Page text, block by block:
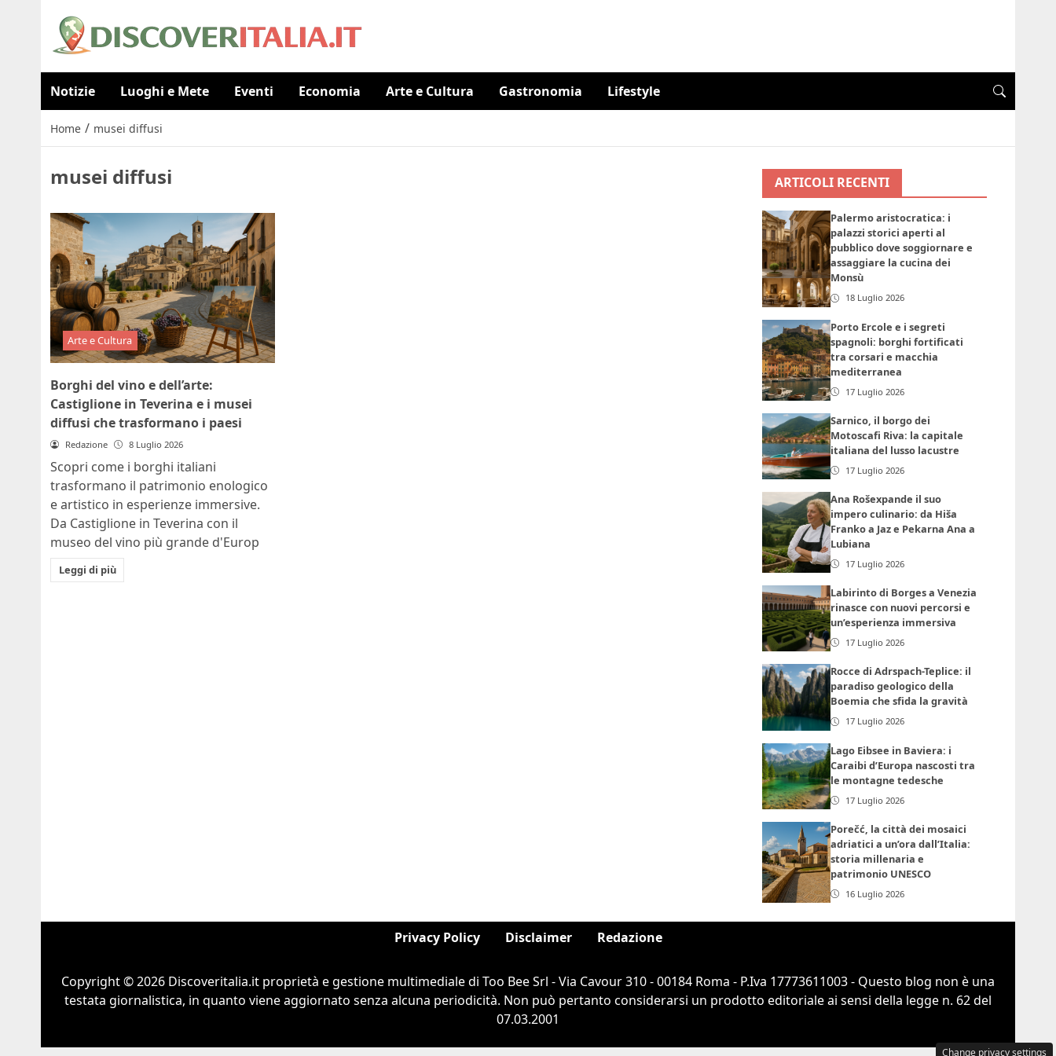
Notizie Luoghi e Mete Eventi Economia Arte e Cultura Gastronomia Lifestyle
Home / musei diffusi
musei diffusi
Arte e Cultura
Borghi del vino e dell’arte:
Castiglione in Teverina e i musei
diffusi che trasformano i paesi
Redazione 8 Luglio 2026
Scopri come i borghi italiani
trasformano il patrimonio enologico
e artistico in esperienze immersive.
Da Castiglione in Teverina con il
museo del vino più grande d'Europ
Leggi di più
ARTICOLI RECENTI
Palermo aristocratica: i
palazzi storici aperti al
pubblico dove soggiornare e
assaggiare la cucina dei
Monsù
18 Luglio 2026
Porto Ercole e i segreti
spagnoli: borghi fortificati
tra corsari e macchia
mediterranea
17 Luglio 2026
Sarnico, il borgo dei
Motoscafi Riva: la capitale
italiana del lusso lacustre
17 Luglio 2026
Ana Rošexpande il suo
impero culinario: da Hiša
Franko a Jaz e Pekarna Ana a
Lubiana
17 Luglio 2026
Labirinto di Borges a Venezia
rinasce con nuovi percorsi e
un’esperienza immersiva
17 Luglio 2026
Rocce di Adrspach-Teplice: il
paradiso geologico della
Boemia che sfida la gravità
17 Luglio 2026
Lago Eibsee in Baviera: i
Caraibi d’Europa nascosti tra
le montagne tedesche
17 Luglio 2026
Porečć, la città dei mosaici
adriatici a un’ora dall’Italia:
storia millenaria e
patrimonio UNESCO
16 Luglio 2026
Privacy Policy Disclaimer Redazione
Copyright © 2026 Discoveritalia.it proprietà e gestione multimediale di Too Bee Srl - Via Cavour 310 - 00184 Roma - P.Iva 17773611003 - Questo blog non è una
testata giornalistica, in quanto viene aggiornato senza alcuna periodicità. Non può pertanto considerarsi un prodotto editoriale ai sensi della legge n. 62 del
07.03.2001
Change privacy settings